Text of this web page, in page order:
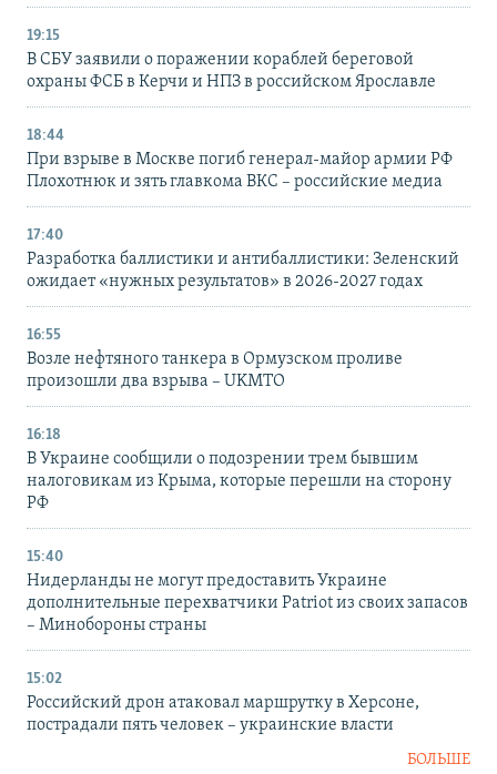
19:15
В СБУ заявили о поражении кораблей береговой
охраны ФСБ в Керчи и НПЗ в российском Ярославле
18:44
При взрыве в Москве погиб генерал-майор армии РФ
Плохотнюк и зять главкома ВКС – российские медиа
17:40
Разработка баллистики и антибаллистики: Зеленский
ожидает «нужных результатов» в 2026-2027 годах
16:55
Возле нефтяного танкера в Ормузском проливе
произошли два взрыва – UKMTO
16:18
В Украине сообщили о подозрении трем бывшим
налоговикам из Крыма, которые перешли на сторону
РФ
15:40
Нидерланды не могут предоставить Украине
дополнительные перехватчики Patriot из своих запасов
– Минобороны страны
15:02
Российский дрон атаковал маршрутку в Херсоне,
пострадали пять человек – украинские власти
БОЛЬШЕ